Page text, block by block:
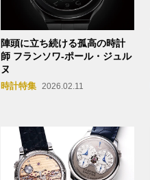
陣頭に立ち続ける孤高の時計
師 フランソワ-ポール・ジュル
ヌ
時計特集 2026.02.11